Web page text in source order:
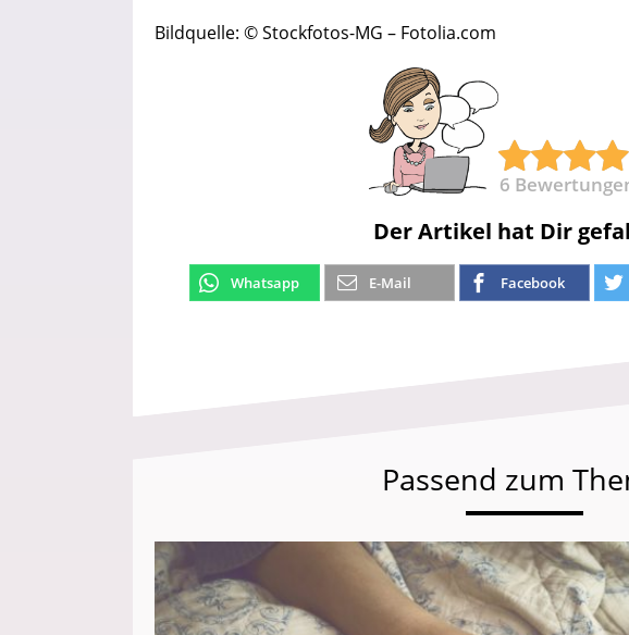
Bildquelle: © Stockfotos-MG – Fotolia.com
6
Der Artikel hat Dir
Whatsapp E-Mail Facebook
Passend zum